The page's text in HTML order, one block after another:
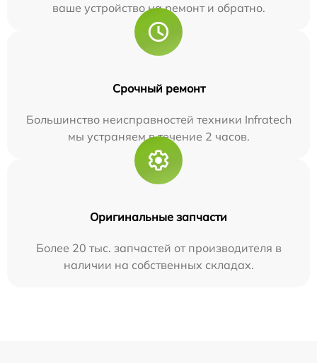
ваше устройство на ремонт и обратно.
Срочный ремонт
Большинство неисправностей техники Infratech
мы устраняем в течение 2 часов.
Оригинальные запчасти
Более 20 тыс. запчастей от производителя в
наличии на собственных складах.